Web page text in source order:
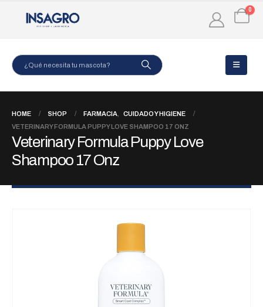
0
HOME SHOP FARMACIA
CUIDADO Y HIGIENE
VETERINARY FORMULA PUPPY LOVE SHAMPOO 17 ONZ
Veterinary Formula Puppy Love
Shampoo 17 Onz